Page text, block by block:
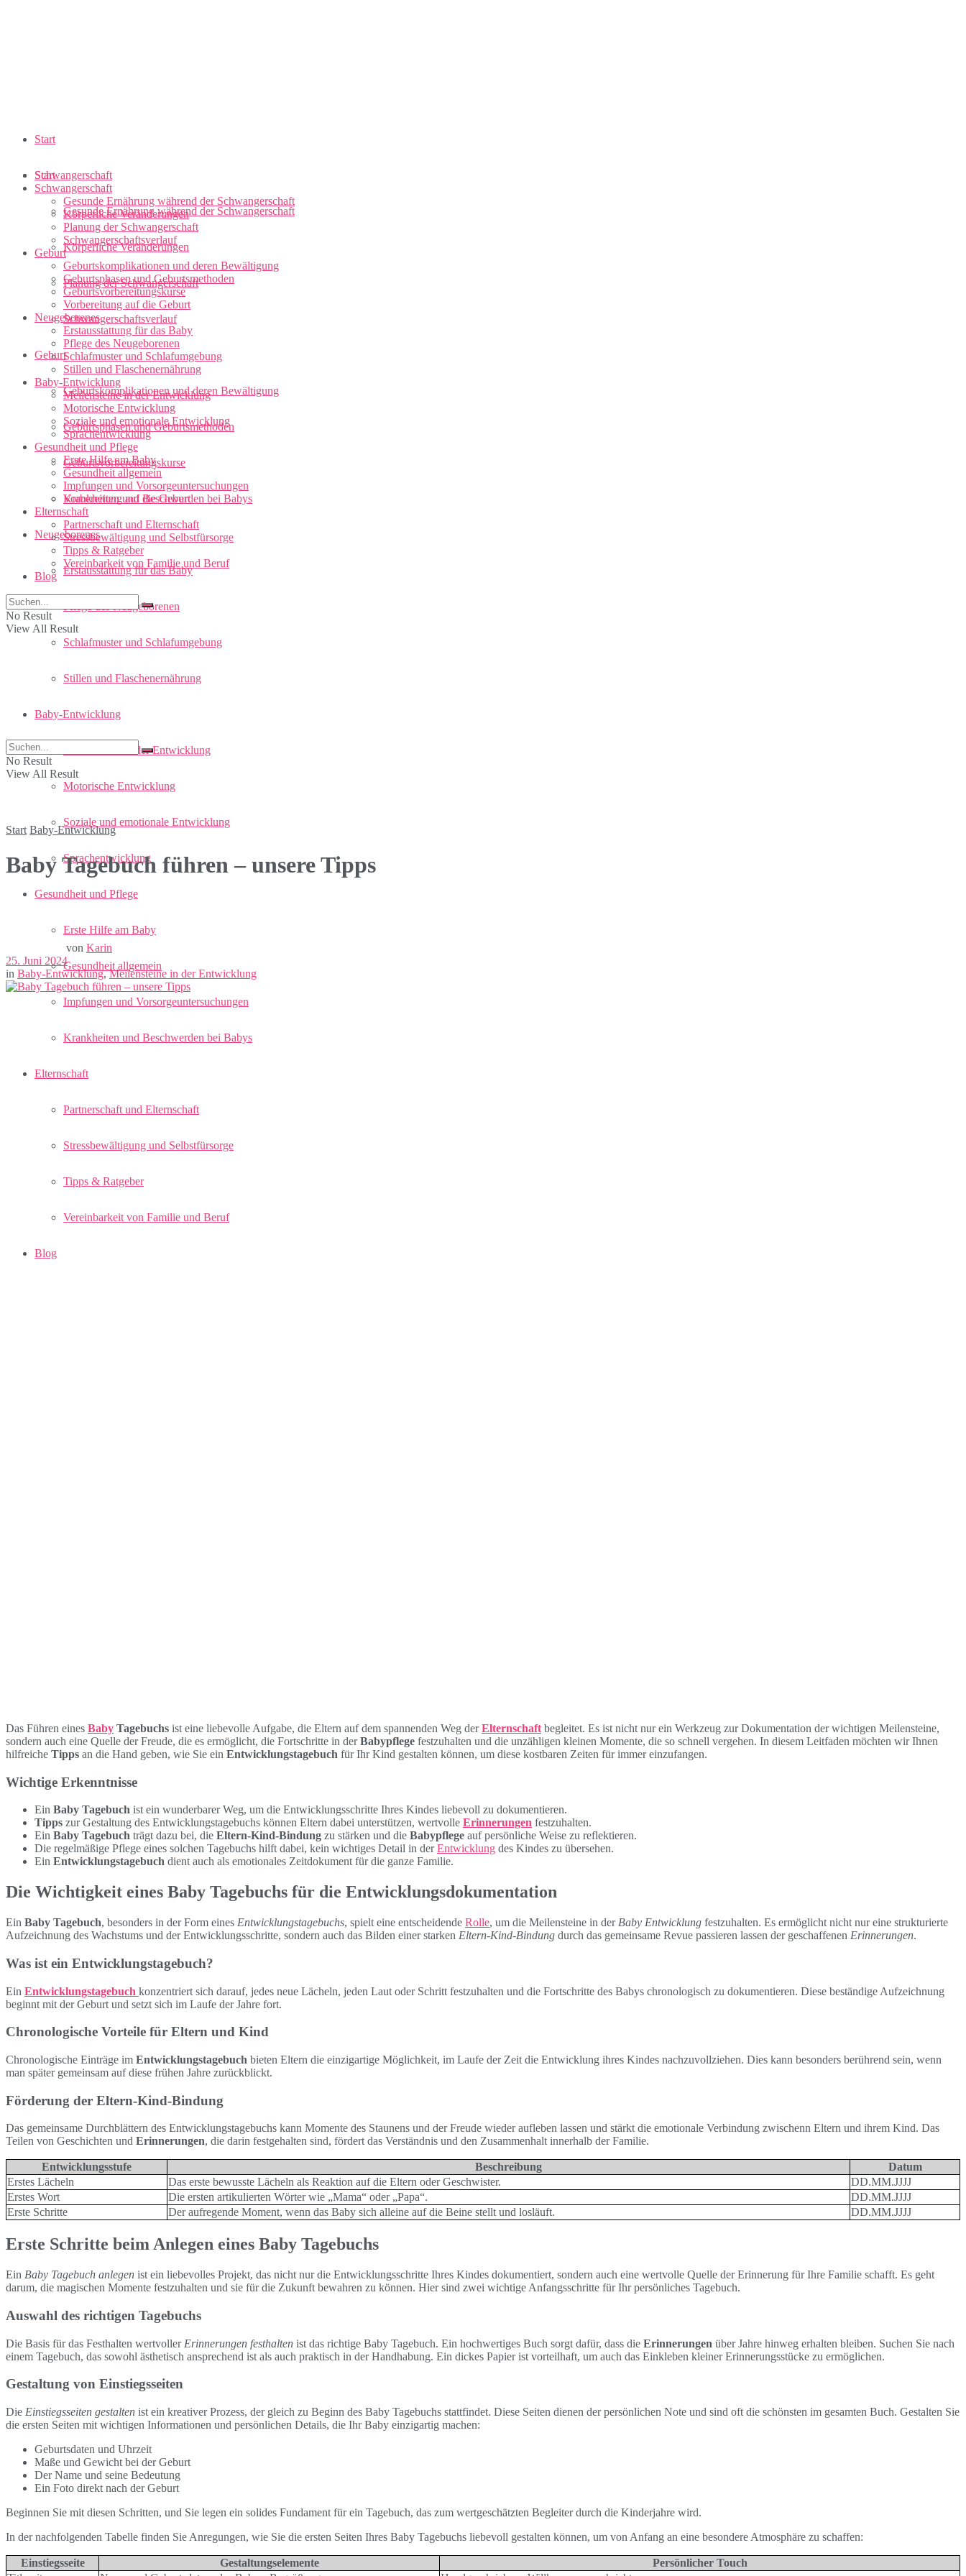
Start
Schwangerschaft
Gesunde Ernährung während der Schwangerschaft
Körperliche Veränderungen
Planung der Schwangerschaft
Schwangerschaftsverlauf
Geburt
Geburtskomplikationen und deren Bewältigung
Geburtsphasen und Geburtsmethoden
Geburtsvorbereitungskurse
Vorbereitung auf die Geburt
Neugeborenes
Erstausstattung für das Baby
Pflege des Neugeborenen
Schlafmuster und Schlafumgebung
Stillen und Flaschenernährung
Baby-Entwicklung
Meilensteine in der Entwicklung
Motorische Entwicklung
Soziale und emotionale Entwicklung
Sprachentwicklung
Gesundheit und Pflege
Erste Hilfe am Baby
Gesundheit allgemein
Impfungen und Vorsorgeuntersuchungen
Krankheiten und Beschwerden bei Babys
Elternschaft
Partnerschaft und Elternschaft
Stressbewältigung und Selbstfürsorge
Tipps & Ratgeber
Vereinbarkeit von Familie und Beruf
Blog
Start
Schwangerschaft
Gesunde Ernährung während der Schwangerschaft
Körperliche Veränderungen
Planung der Schwangerschaft
Schwangerschaftsverlauf
Geburt
Geburtskomplikationen und deren Bewältigung
Geburtsphasen und Geburtsmethoden
Geburtsvorbereitungskurse
Vorbereitung auf die Geburt
Neugeborenes
Erstausstattung für das Baby
Pflege des Neugeborenen
Schlafmuster und Schlafumgebung
Stillen und Flaschenernährung
Baby-Entwicklung
Meilensteine in der Entwicklung
Motorische Entwicklung
Soziale und emotionale Entwicklung
Sprachentwicklung
Gesundheit und Pflege
Erste Hilfe am Baby
Gesundheit allgemein
Impfungen und Vorsorgeuntersuchungen
Krankheiten und Beschwerden bei Babys
Elternschaft
Partnerschaft und Elternschaft
Stressbewältigung und Selbstfürsorge
Tipps & Ratgeber
Vereinbarkeit von Familie und Beruf
Blog
No Result
View All Result
No Result
View All Result
Start Baby-Entwicklung
Baby Tagebuch führen – unsere Tipps
von Karin
25. Juni 2024
in Baby-Entwicklung,Meilensteine in der Entwicklung
Das Führen eines Baby Tagebuchs ist eine liebevolle Aufgabe, die Eltern auf dem spannenden Weg derElternschaft begleitet. Es ist nicht nur ein Werkzeug zur Dokumentation der wichtigen Meilensteine,
sondern auch eine Quelle der Freude, die es ermöglicht, die Fortschritte in derBabypflege festzuhalten und die unzähligen kleinen Momente, die so schnell vergehen. In diesem Leitfaden möchten wir Ihnen
hilfreiche Tipps an die Hand geben, wie Sie ein Entwicklungstagebuch für Ihr Kind gestalten können, um diese kostbaren Zeiten für immer einzufangen.
Wichtige Erkenntnisse
Ein Baby Tagebuch ist ein wunderbarer Weg, um die Entwicklungsschritte Ihres Kindes liebevoll zu dokumentieren.
Tipps zur Gestaltung des Entwicklungstagebuchs können Eltern dabei unterstützen, wertvolle Erinnerungen festzuhalten.
Ein Baby Tagebuch trägt dazu bei, die Eltern-Kind-Bindung zu stärken und die Babypflege auf persönliche Weise zu reflektieren.
Die regelmäßige Pflege eines solchen Tagebuchs hilft dabei, kein wichtiges Detail in derEntwicklung des Kindes zu übersehen.
Ein Entwicklungstagebuch dient auch als emotionales Zeitdokument für die ganze Familie.
Die Wichtigkeit eines Baby Tagebuchs für die Entwicklungsdokumentation
Ein Baby Tagebuch, besonders in der Form eines Entwicklungstagebuchs, spielt eine entscheidende Rolle, um die Meilensteine in der Baby Entwicklung festzuhalten. Es ermöglicht nicht nur eine strukturierte
Aufzeichnung des Wachstums und der Entwicklungsschritte, sondern auch das Bilden einer starken Eltern-Kind-Bindung durch das gemeinsame Revue passieren lassen der geschaffenen Erinnerungen.
Was ist ein Entwicklungstagebuch?
Ein Entwicklungstagebuch konzentriert sich darauf, jedes neue Lächeln, jeden Laut oder Schritt festzuhalten und die Fortschritte des Babys chronologisch zu dokumentieren. Diese beständige Aufzeichnung
beginnt mit der Geburt und setzt sich im Laufe der Jahre fort.
Chronologische Vorteile für Eltern und Kind
Chronologische Einträge im Entwicklungstagebuch bieten Eltern die einzigartige Möglichkeit, im Laufe der Zeit die Entwicklung ihres Kindes nachzuvollziehen. Dies kann besonders berührend sein, wenn
man später gemeinsam auf diese frühen Jahre zurückblickt.
Förderung der Eltern-Kind-Bindung
Das gemeinsame Durchblättern des Entwicklungstagebuchs kann Momente des Staunens und der Freude wieder aufleben lassen und stärkt die emotionale Verbindung zwischenn Eltern und ihrem Kind. Das
Teilen von Geschichten und Erinnerungen, die darin festgehalten sind, fördert das Verständnis und den Zusammenhalt innerhalb der Familie.
Entwicklungsstufe Beschreibung
Datum
Erstes Lächeln
Das erste bewusste Lächeln als Reaktion auf die Eltern oder Geschwister.
DD.MM.JJJJ
Erstes Wort
Die ersten artikulierten Wörter wie „Mama“ oder „Papa“.
DD.MM.JJJJ
Erste Schritte
Der aufregende Moment, wenn das Baby sich alleine auf die Beine stellt und losläuft. DD.MM.JJJJ
Erste Schritte beim Anlegen eines Baby Tagebuchs
Ein Baby Tagebuch anlegen ist ein liebevolles Projekt, das nicht nur die Entwicklungsschritte Ihres Kindes dokumentiert, sondern auch eine wertvolle Quelle der Erinnerung für Ihre Familie schafft. Es geht
darum, die magischen Momente festzuhalten und sie für die Zukunft bewahren zu können. Hier sind zwei wichtige Anfangsschritte für Ihr persönliches Tagebuch.
Auswahl des richtigen Tagebuchs
Die Basis für das Festhalten wertvoller Erinnerungen festhalten ist das richtige Baby Tagebuch. Ein hochwertiges Buch sorgt dafür, dass die Erinnerungen über Jahre hinweg erhalten bleiben. Suchen Sie nach
einem Tagebuch, das sowohl ästhetisch ansprechend ist als auch praktisch in der Handhabung. Ein dickes Papier ist vorteilhaft, um auch das Einkleben kleiner Erinnerungsstücke zu ermöglichen.
Gestaltung von Einstiegsseiten
Die Einstiegsseiten gestalten ist ein kreativer Prozess, der gleich zu Beginn des Baby Tagebuchs stattfindet. Diese Seiten dienen der persönlichen Note und sind oft die schönsten im gesamten Buch. Gestalten Sie
die ersten Seiten mit wichtigen Informationen und persönlichen Details, die Ihr Baby einzigartig machen:
Geburtsdaten und Uhrzeit
Maße und Gewicht bei der Geburt
Der Name und seine Bedeutung
Ein Foto direkt nach der Geburt
Beginnen Sie mit diesen Schritten, und Sie legen ein solides Fundament für ein Tagebuch, das zum wertgeschätzten Begleiter durch die Kinderjahre wird.
In der nachfolgenden Tabelle finden Sie Anregungen, wie Sie die ersten Seiten Ihres Baby Tagebuchs liebevoll gestalten können, um von Anfang an eine besondere Atmosphäre zu schaffen:
Einstiegsseite Gestaltungselemente
Persönlicher Touch